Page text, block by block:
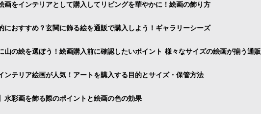
画をインテリアとして購入してリビングを華やかに！絵画の飾り方
におすすめ？玄関に飾る絵を通販で購入しよう！ギャラリーシーズ
山の絵を選ぼう！絵画購入前に確認したいポイント 様々なサイズの絵画が揃う通販
ンテリア絵画が人気！アートを購入する目的とサイズ・保管方法
水彩画を飾る際のポイントと絵画の色の効果